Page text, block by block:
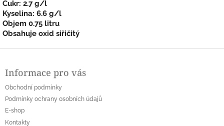
Cukr: 2.7 g/l
Kyselina: 6.6 g/l
Objem 0.75 litru
Obsahuje oxid siřičitý
pInformace pro vás
Obchodní podmínky
Podmínky ochrany osobních údajů
E-shop
Kontakty